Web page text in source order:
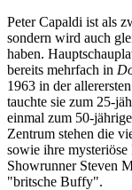
Peter Capaldi ist als
sondern wird auch
haben.
bereits mehrfach in
1963 in der
tauchte sie zum 25-
einmal zum 50-
Zentrum stehen die
sowie ihre
Showrunner Steven
"britsche Buffy".